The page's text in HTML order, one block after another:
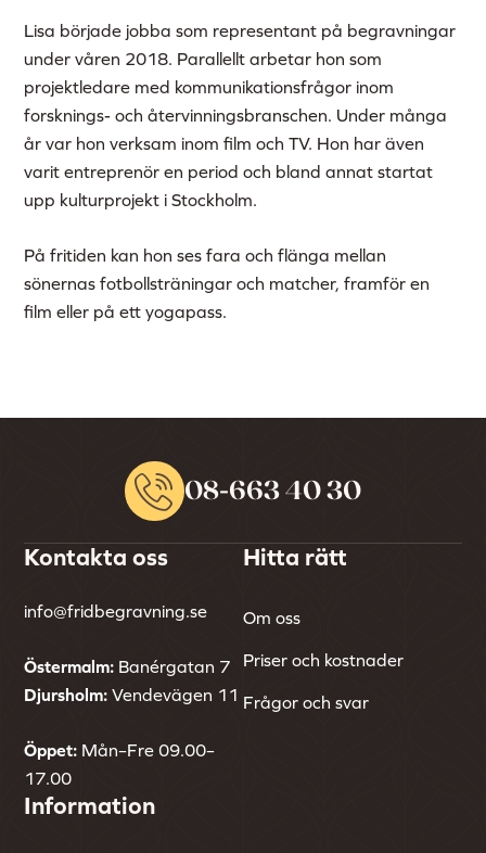
Lisa började jobba som representant på begravningar
under våren 2018. Parallellt arbetar hon som
projektledare med kommunikationsfrågor inom
forsknings- och återvinningsbranschen. Under många
år var hon verksam inom film och TV. Hon har även
varit entreprenör en period och bland annat startat
upp kulturprojekt i Stockholm.
På fritiden kan hon ses fara och flänga mellan
sönernas fotbollsträningar och matcher, framför en
film eller på ett yogapass.
08-663 40 30
Kontakta oss
info@fridbegravning.se
Östermalm: Banérgatan 7
Djursholm: Vendevägen 11
Öppet: Mån–Fre 09.00–
17.00
Hitta rätt
Om oss
Priser och kostnader
Frågor och svar
Information